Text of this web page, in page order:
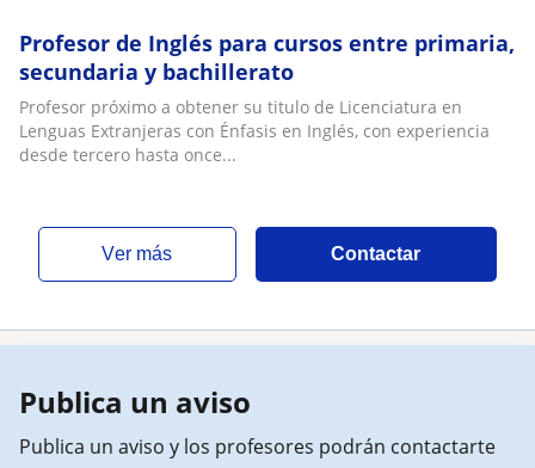
Profesor de Inglés para cursos entre primaria,
secundaria y bachillerato
Profesor próximo a obtener su titulo de Licenciatura en
Lenguas Extranjeras con Énfasis en Inglés, con experiencia
desde tercero hasta once...
ver más Contactar
Publica un aviso
Publica un aviso y los profesores podrán contactarte